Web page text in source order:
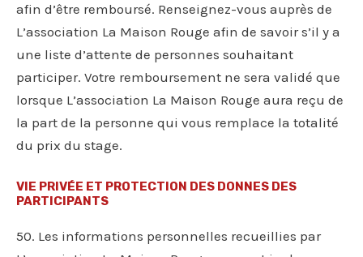
afin d’être remboursé. Renseignez-vous auprès de
L’association La Maison Rouge afin de savoir s’il y a
une liste d’attente de personnes souhaitant
participer. Votre remboursement ne sera validé que
lorsque L’association La Maison Rouge aura reçu de
la part de la personne qui vous remplace la totalité
du prix du stage.
VIE PRIVÉE ET PROTECTION DES DONNES DES
PARTICIPANTS
50. Les informations personnelles recueillies par